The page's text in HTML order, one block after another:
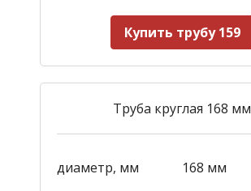
Купить трубу 159
Труба круглая 168 мм
диаметр, мм
168 мм